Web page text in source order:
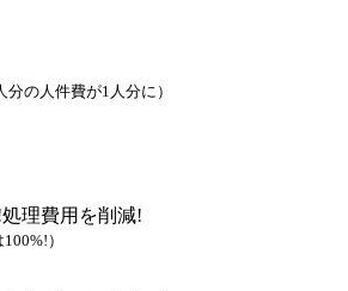
分の人件費が1人分に）
理費用を削減!
）